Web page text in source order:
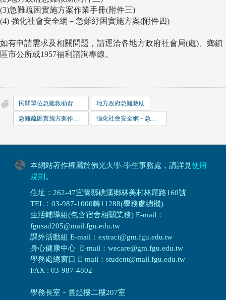
(3)急難疏困實施方案作業手冊(附件三)
(4) 強化社會安全網－急難紓困實施方案(附件四)
如有申請需求及相關問題，請逕洽各地方政府社會局(處)、鄉鎮
區市公所或1957福利諮詢專線。
民間單位急難救助資料一覽表 地方政府急難救助
急難疏困實施方案作業手冊 強化社會安全網－急難紓困實施方案
本網站著作權屬於佛光大學-學生事務處，請詳見使用
規則 。
住址：262-47宜蘭縣礁溪鄉林美村林尾路160號
TEL：03-987-1000轉11288(學務處總機)
生活輔導組(包含宿舍相關業務) E-mail：
fgusad205@mail.fgu.edu.tw
課外活動組 E-mail：extract@gm.fgu.edu.tw
身心健康中心 E-mail：wecare@gm.fgu.edu.tw
學務處總窗口 E-mail：student@mail.fgu.edu.tw
FAX : 03-987-4802
學務長室－雲起樓二樓207室